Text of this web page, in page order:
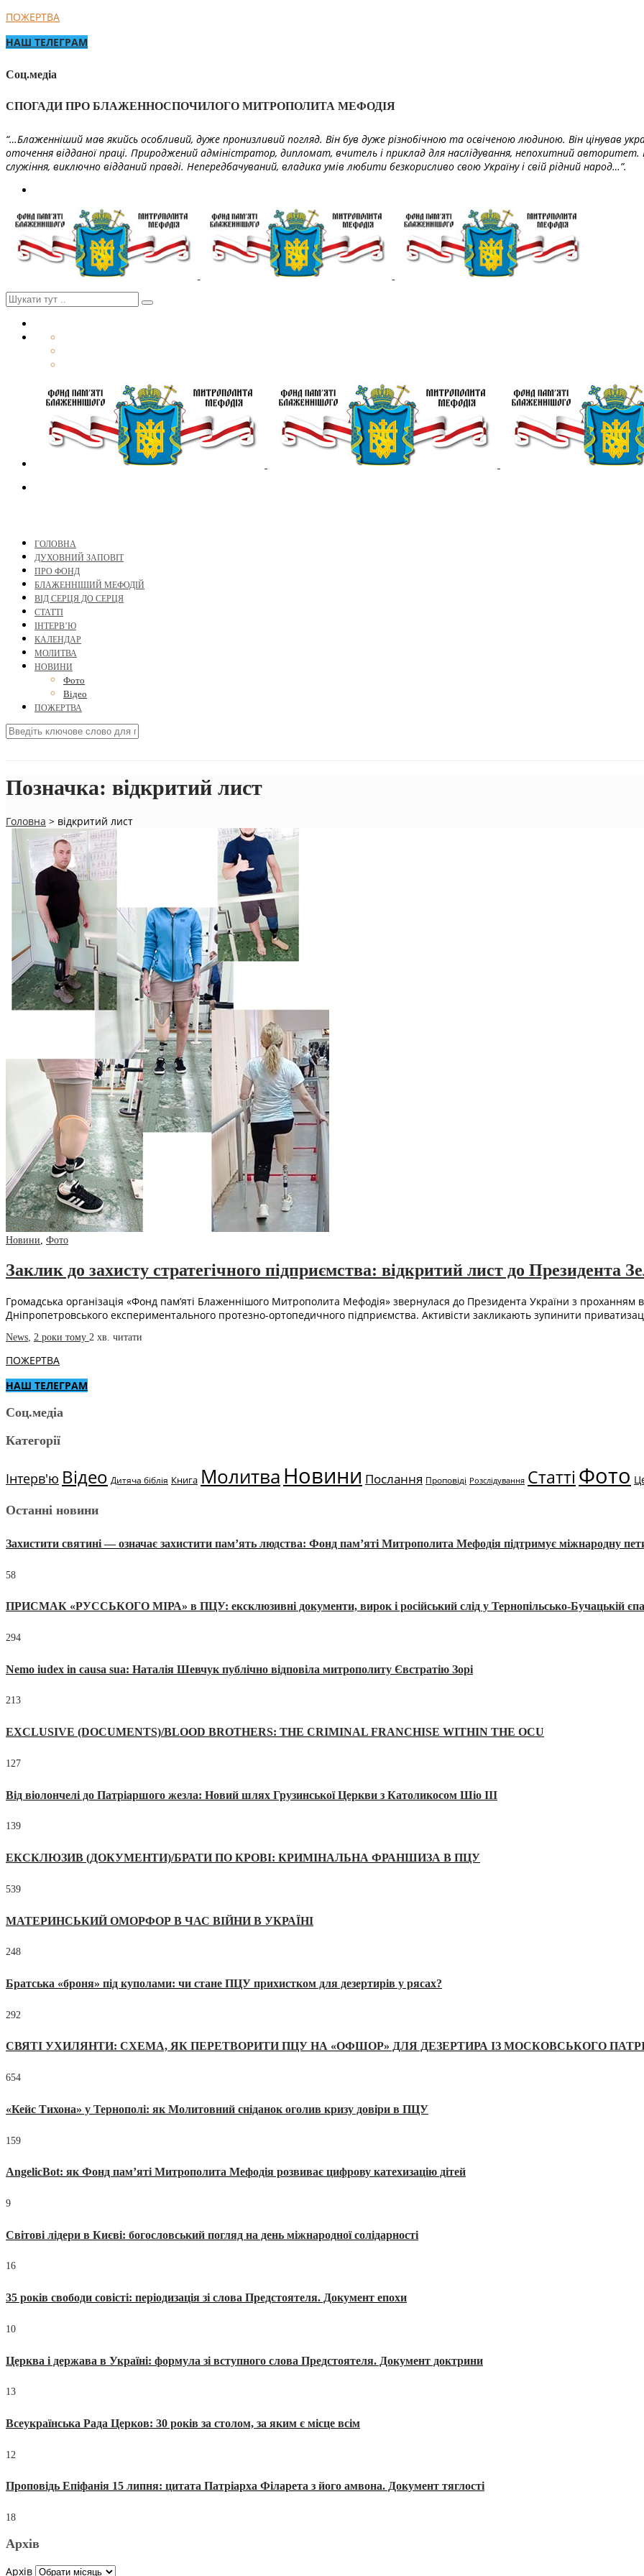
ПОЖЕРТВА
НАШ ТЕЛЕГРАМ
Соц.медіа
СПОГАДИ ПРО БЛАЖЕННОСПОЧИЛОГО МИТРОПОЛИТА МЕФОДІЯ
“…Блаженніший мав якийсь особливий, дуже пронизливий погляд. Він був дуже різнобічною та освіченою людиною. Він цінував
оточення відданої праці. Природжений адміністратор, дипломат, вчитель і приклад для наслідування, непохитний
служіння, виключно відданий правді. Непередбачуваний, владика умів любити безкорисливо свою Україну і свій рідний народ…”.
ГОЛОВНА
ДУХОВНИЙ ЗАПОВІТ
ПРО ФОНД
БЛАЖЕННІШИЙ МЕФОДІЙ
ВІД СЕРЦЯ ДО СЕРЦЯ
СТАТТІ
ІНТЕРВ’Ю
КАЛЕНДАР
МОЛИТВА
НОВИНИ
Фото
Відео
ПОЖЕРТВА
Позначка: відкритий лист
Головна > відкритий лист
Новини, Фото
Заклик до захисту стратегічного підприємства: відкритий лист до Президента
Громадська організація «Фонд пам’яті Блаженнішого Митрополита Мефодія» звернулася до Президента України з проханням
Дніпропетровського експериментального протезно-ортопедичного підприємства. Активісти закликають зупинити
News, 2 роки тому 2 хв. читати
ПОЖЕРТВА
НАШ ТЕЛЕГРАМ
Соц.медіа
Категорії
Інтерв'ю Відео Дитяча біблія Книга МолитваНовини Послання Проповіді Розслідування Статті Фото
Останні новини
Захистити святині — означає захистити пам’ять людства: Фонд пам’яті Митрополита Мефодія підтримує міжнародну
58
ПРИСМАК «РУССЬКОГО МІРА» в ПЦУ: ексклюзивні документи, вирок і російський слід у Тернопільсько-Бучацькій
294
Nemo iudex in causa sua: Наталія Шевчук публічно відповіла митрополиту Євстратію Зорі
213
EXCLUSIVE (DOCUMENTS)/BLOOD BROTHERS: THE CRIMINAL FRANCHISE WITHIN THE OCU
127
Від віолончелі до Патріаршого жезла: Новий шлях Грузинської Церкви з Католикосом Шіо III
139
ЕКСКЛЮЗИВ (ДОКУМЕНТИ)/БРАТИ ПО КРОВІ: КРИМІНАЛЬНА ФРАНШИЗА В ПЦУ
539
МАТЕРИНСЬКИЙ ОМОРФОР В ЧАС ВІЙНИ В УКРАЇНІ
248
Братська «броня» під куполами: чи стане ПЦУ прихистком для дезертирів у рясах?
292
СВЯТІ УХИЛЯНТИ: СХЕМА, ЯК ПЕРЕТВОРИТИ ПЦУ НА «ОФШОР» ДЛЯ ДЕЗЕРТИРА ІЗ МОСКОВСЬКОГО
654
«Кейс Тихона» у Тернополі: як Молитовний сніданок оголив кризу довіри в ПЦУ
159
AngelicBot: як Фонд пам’яті Митрополита Мефодія розвиває цифрову катехизацію дітей
9
Світові лідери в Києві: богословський погляд на день міжнародної солідарності
16
35 років свободи совісті: періодизація зі слова Предстоятеля. Документ епохи
10
Церква і держава в Україні: формула зі вступного слова Предстоятеля. Документ доктрини
13
Всеукраїнська Рада Церков: 30 років за столом, за яким є місце всім
12
Проповідь Епіфанія 15 липня: цитата Патріарха Філарета з його амвона. Документ тяглості
18
Архів
Архів